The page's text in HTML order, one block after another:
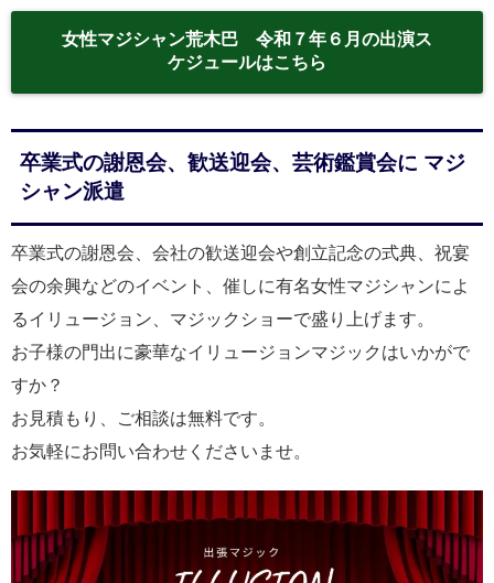
女性マジシャン荒木巴 令和７年６月の出演ス
ケジュールはこちら
卒業式の謝恩会、歓送迎会、芸術鑑賞会に マジ
シャン派遣
卒業式の謝恩会、会社の歓送迎会や創立記念の式典、祝宴
会の余興などのイベント、催しに有名女性マジシャンによ
るイリュージョン、マジックショーで盛り上げます。
お子様の門出に豪華なイリュージョンマジックはいかがで
すか？
お見積もり、ご相談は無料です。
お気軽にお問い合わせくださいませ。